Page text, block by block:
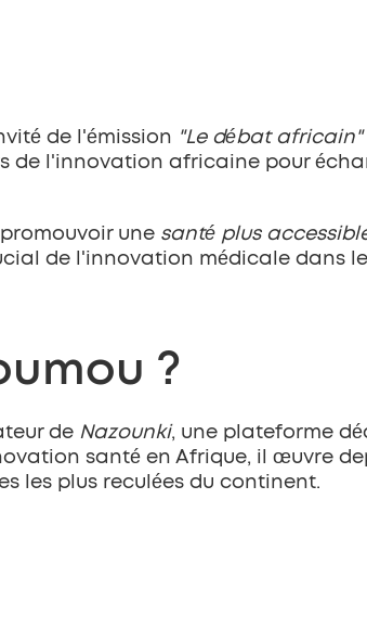
de l'émission "Le débat africain"
de l'innovation africaine pour
une santé plus
de l'innovation médicale dans le
?
de Nazounki, une plateforme
santé en Afrique, il œuvre
les plus reculées du continent.